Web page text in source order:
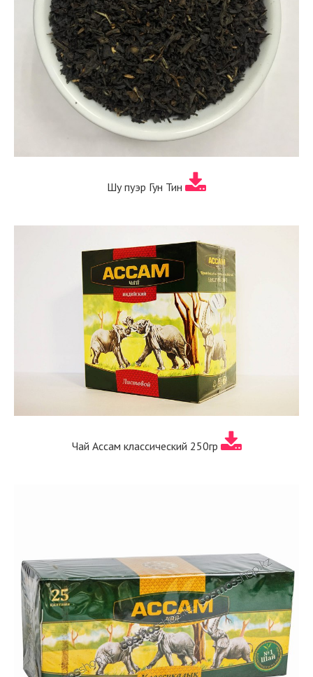
Шу пуэр Гун Тин
Чай Ассам классический 250гр